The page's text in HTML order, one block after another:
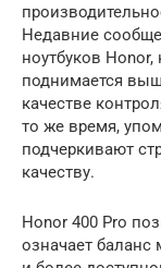
Недавние
ноутбуков
поднимается
качестве
то же время,
подчеркивают
качеству.
Honor 400 Pro
означает